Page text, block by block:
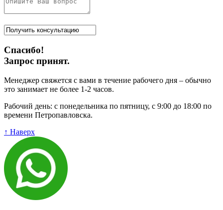
Спасибо!
Запрос принят.
Менеджер свяжется с вами в течение рабочего дня – обычно
это занимает не более 1-2 часов.
Рабочий день: с понедельника по пятницу, с 9:00 до 18:00 по
времени Петропавловска.
↑ Наверх